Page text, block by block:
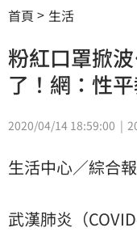
首頁 生活
粉紅口罩掀
了！網：性
2020/04/14 18:59:00
生活中心／綜合
武漢肺炎（